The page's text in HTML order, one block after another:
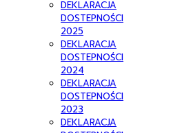
DEKLARACJA
DOSTEPNOŚCI
2025
DEKLARACJA
DOSTEPNOŚCI
2024
DEKLARACJA
DOSTEPNOŚCI
2023
DEKLARACJA